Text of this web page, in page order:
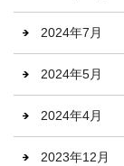
2024年7月
2024年5月
2024年4月
2023年12月